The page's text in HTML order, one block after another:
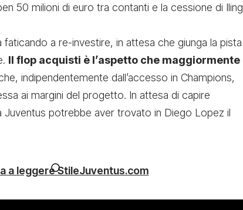
50 milioni di euro tra contanti e la cessione di Iling
a re-investire, in attesa che giunga la pista
Il flop acquisti è l’aspetto che maggiormente
indipendentemente dall’accesso in Champions,
ai margini del progetto. In attesa di capire
Juventus potrebbe aver trovato in Diego Lopez il
a leggere StileJuventus.com